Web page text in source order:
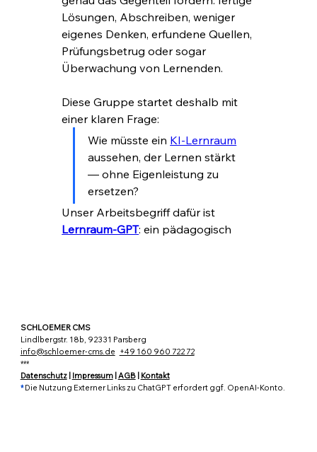
Lösungen, Abschreiben, weniger
eigenes Denken, erfundene Quellen,
Prüfungsbetrug oder sogar
Überwachung von Lernenden.
Diese Gruppe startet deshalb mit
einer klaren Frage:
Wie müsste ein KI-Lernraum
aussehen, der Lernen stärkt
— ohne Eigenleistung zu
ersetzen?
Lernraum-GPT: ein pädagogisch
10. Juni 2026
Lernkurve und Conditioning
Willkommen in der Gruppe „
Hausaufgaben neu denken “ . Hier
Weiterlesen
SCHLOEMER CMS
Lindlbergstr. 18b, 92331 Parsberg
info@schloemer-cms.de +49 160 960 722 72
***
Datenschutz| Impressum| AGB| Kontakt
*Die Nutzung Externer Links zu ChatGPT erfordert ggf. OpenAI-Konto.